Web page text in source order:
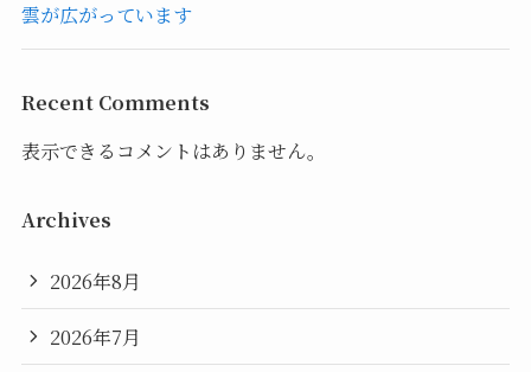
雲が広がっています
Recent Comments
表示できるコメントはありません。
Archives
2026年8月
2026年7月